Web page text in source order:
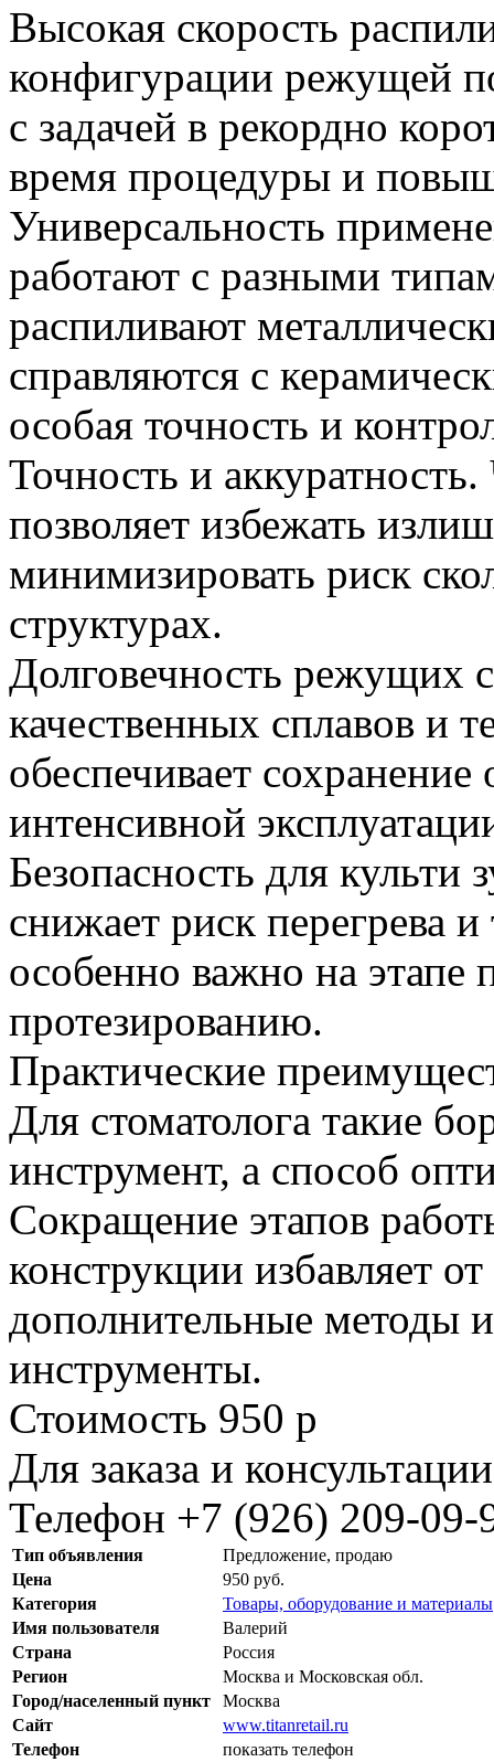
Высокая скорость
конфигурации режущей
с задачей в рекордно
время процедуры и
Универсальность
работают с разными
распиливают
справляются с
особая точность и
Точность и
позволяет избежать
минимизировать риск
структурах.
Долговечность режущих
качественных сплавов и
обеспечивает
интенсивной
Безопасность для
снижает риск перегрева
особенно важно на этапе
протезированию.
Практические
Для стоматолога такие
инструмент, а способ
Сокращение этапов
конструкции избавляет
дополнительные методы
инструменты.
Стоимость 950 р
Для заказа и
Телефон +7 (926) 209-
Тип объявления
Предложение, продаю
Цена
950 руб.
Категория
Товары, оборудование и материалы
Имя пользователя
Валерий
Страна
Россия
Регион
Москва и Московская обл.
Город/населенный пункт
Москва
Сайт
www.titanretail.ru
Телефон
показать телефон